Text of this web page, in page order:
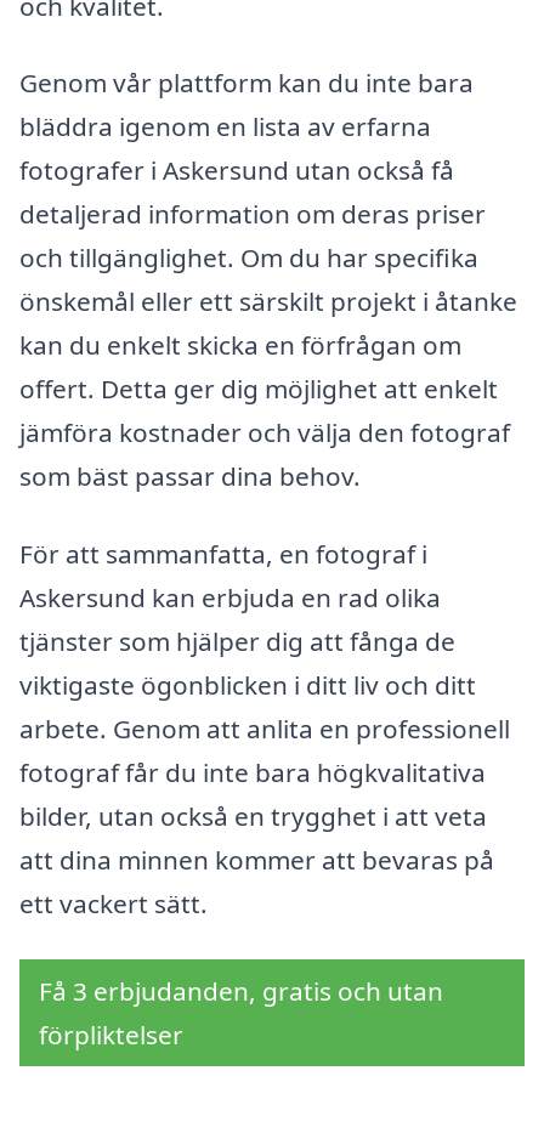
Genom vår plattform kan du inte bara
bläddra igenom en lista av erfarna
fotografer i Askersund utan också få
detaljerad information om deras priser
och tillgänglighet. Om du har specifika
önskemål eller ett särskilt projekt i åtanke
kan du enkelt skicka en förfrågan om
offert. Detta ger dig möjlighet att enkelt
jämföra kostnader och välja den fotograf
som bäst passar dina behov.
För att sammanfatta, en fotograf i
Askersund kan erbjuda en rad olika
tjänster som hjälper dig att fånga de
viktigaste ögonblicken i ditt liv och ditt
arbete. Genom att anlita en professionell
fotograf får du inte bara högkvalitativa
bilder, utan också en trygghet i att veta
att dina minnen kommer att bevaras på
ett vackert sätt.
Få 3 erbjudanden, gratis och utan
förpliktelser